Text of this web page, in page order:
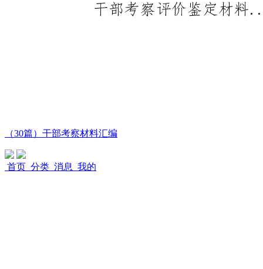
（30篇）干部考察材料汇编
首页 分类 消息 我的